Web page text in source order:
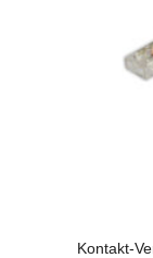
Kontakt-